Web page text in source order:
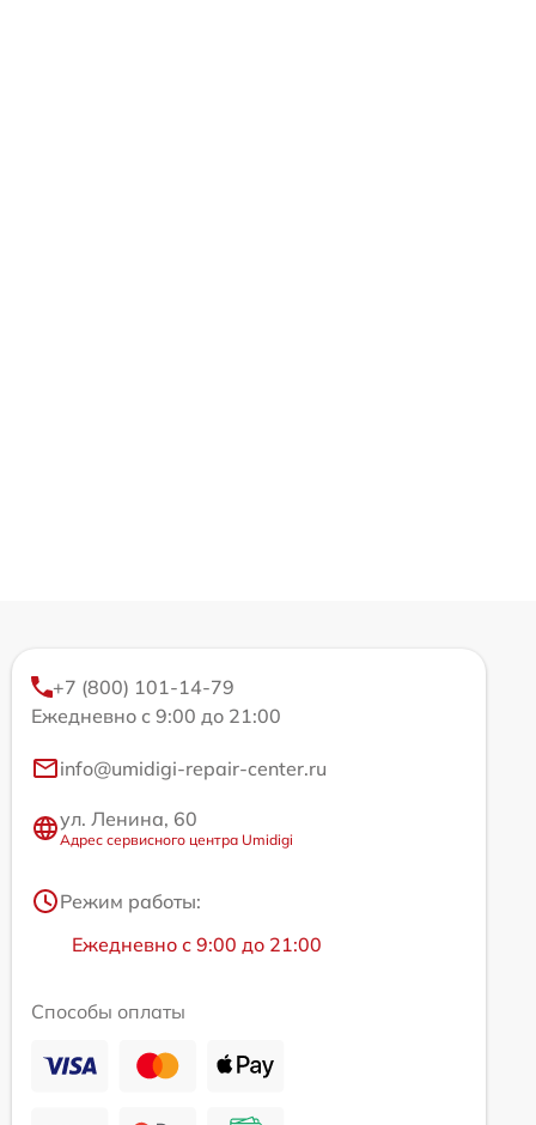
+7 (800) 101-14-79
Ежедневно с 9:00 до 21:00
info@umidigi-repair-center.ru
ул. Ленина, 60
Адрес сервисного центра Umidigi
Режим работы:
Ежедневно с 9:00 до 21:00
Способы оплаты